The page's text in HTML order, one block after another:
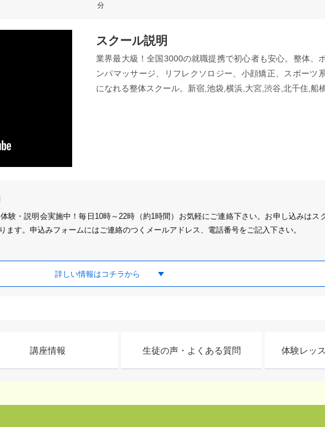
分
スクール説明
業界最大級！全国3000の就職提携で初心者も安心。整体、
ンパマッサージ、リフレクソロジー、小顔矯正、スポーツ
になれる整体スクール。新宿,池袋,横浜,大宮,渋谷,北千住,船
験・説明会実施中！毎日10時～22時（約1時間）お気軽にご連絡下さい。お申し込みはス
ます。申込みフォームにはご連絡のつくメールアドレス、電話番号をご記入下さい。
詳しい情報はコチラから
講座情報 生徒の声・よくある質問 体験レッ